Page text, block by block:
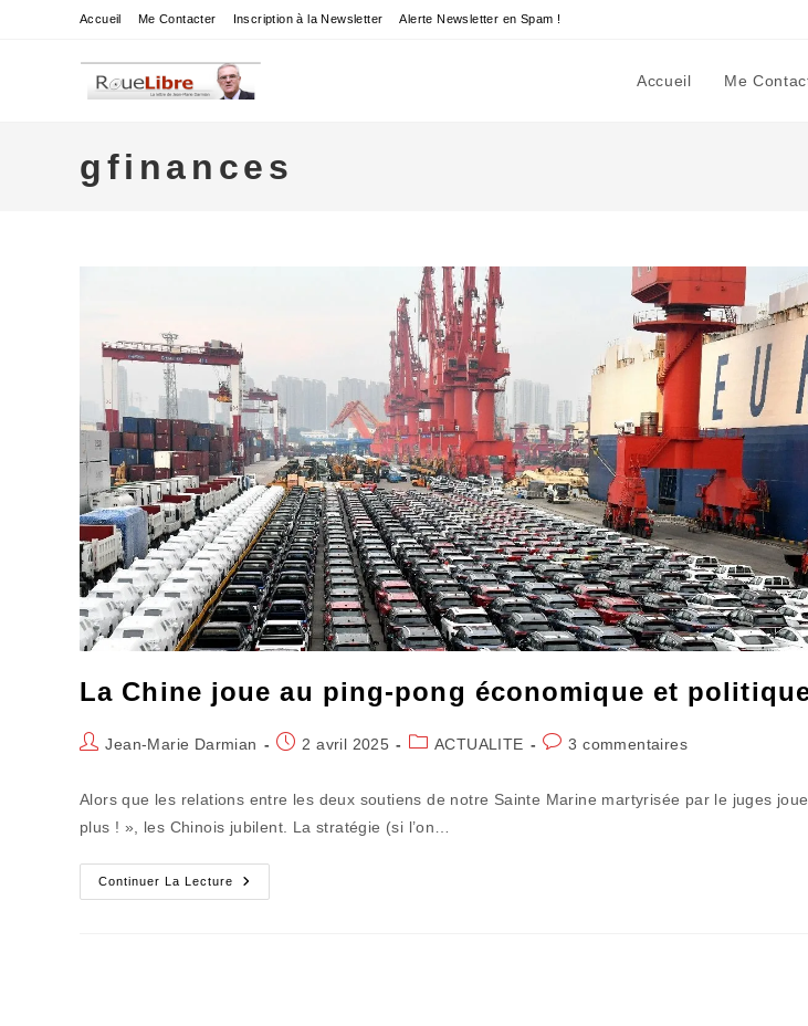
Accueil Me Contacter Inscription à la Newsletter Alerte Newsletter en Spam !
Accueil Me
gfinances
La Chine joue au ping-pong économique et
Auteur/autrice
publication :
Jean-Marie Darmian
Publication
2 avril 2025
PostACTUALITE
Commentaires
3 commentaires
Alors que les relations entre les deux soutiens de notre Sainte Marine martyrisée par le juges
plus ! », les Chinois jubilent. La stratégie (si l’on…
Continuer La Lecture
La
Chine